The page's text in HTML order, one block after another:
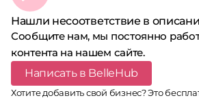
Нашли несоответствие в
Сообщите нам, мы постоянно
контента на нашем сайте.
Написать в BelleHub
Хотите добавить свой бизнес? Это